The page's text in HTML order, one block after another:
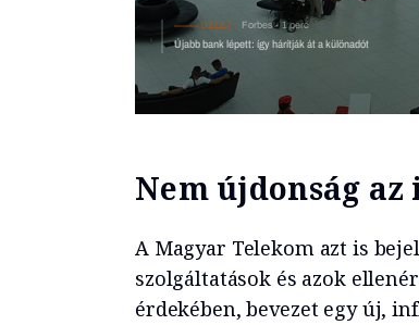
ÜZLET Forbes 1 perc
Újabb bank lépett: így hárítják át a különadót
Nem újdonság
A Magyar Telekom azt is
szolgáltatások és azok
érdekében, bevezet egy új,